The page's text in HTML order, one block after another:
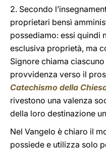
2. Secondo
proprietari bensì
possediamo: essi quindi
esclusiva proprietà, ma
Signore chiama
provvidenza verso il
Catechismo della
rivestono una valenza
della loro destinazione
Nel Vangelo è chiaro il
possiede e utilizza solo